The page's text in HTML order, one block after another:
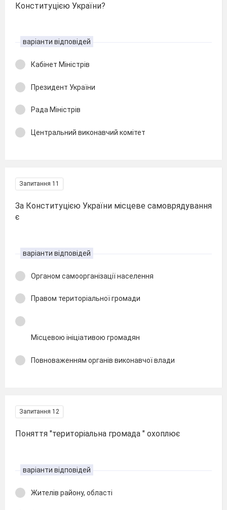
Конституцією України?
варіанти відповідей
Кабінет Міністрів
Президент України
Рада Міністрів
Центральний виконавчий комітет
Запитання 11
За Конституцією України місцеве самоврядування
є
варіанти відповідей
Органом самоорганізації населення
Правом територіальної громади
Місцевою ініціативою громадян
Повноваженням органів виконавчої влади
Запитання 12
Поняття "територіальна громада " охоплює
варіанти відповідей
Жителів району, області